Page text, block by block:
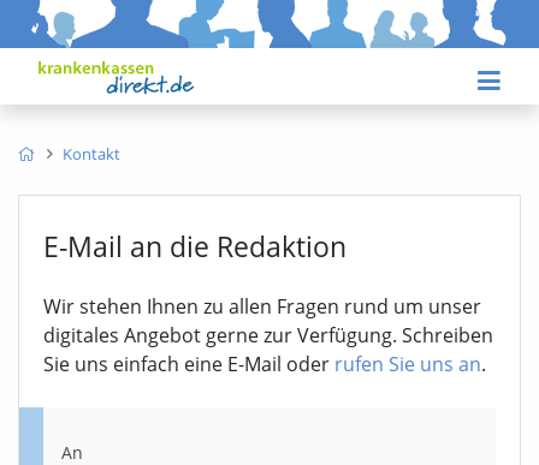
Kontakt
E-Mail an die Redaktion
Wir stehen Ihnen zu allen Fragen rund um unser
digitales Angebot gerne zur Verfügung. Schreiben
Sie uns einfach eine E-Mail oder rufen Sie uns an.
An